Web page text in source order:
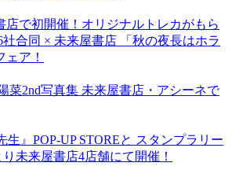
店で初開催！オリジナルトレカがもら
社合同 × 未来屋書店 「秋の夜長はホラ
ア！
菜2nd写真集 未来屋書店・アシーネで
生』POP-UP STOREと スタンプラリー
未来屋書店4店舗にて開催！